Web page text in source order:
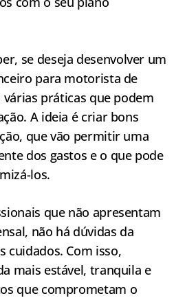
se deseja desenvolver um
para motorista de
práticas que podem
A ideia é criar bons
que vão permitir uma
dos gastos e o que pode
los.
que não apresentam
não há dúvidas da
cuidados. Com isso,
mais estável, tranquila e
que comprometam o